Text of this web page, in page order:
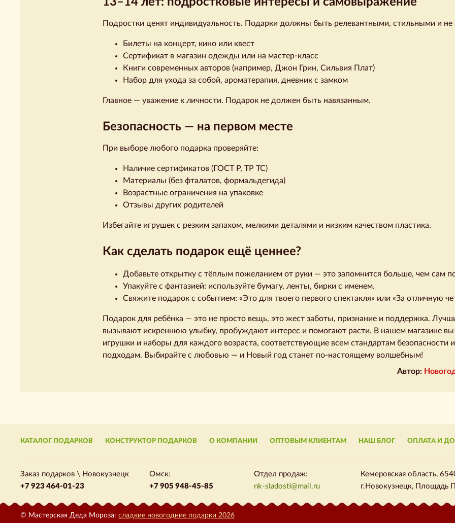
Подростки ценят индивидуальность. Подарки должны быть релевантными, стильными и не
Билеты на концерт, кино или квест
Сертификат в магазин одежды или на мастер-класс
Книги современных авторов (например, Джон Грин, Сильвия Плат)
Набор для ухода за собой, ароматерапия, дневник с замком
Главное — уважение к личности. Подарок не должен быть навязанным.
Безопасность — на первом месте
При выборе любого подарка проверяйте:
Наличие сертификатов (ГОСТ Р, ТР ТС)
Материалы (без фталатов, формальдегида)
Возрастные ограничения на упаковке
Отзывы других родителей
Избегайте игрушек с резким запахом, мелкими деталями и низким качеством пластика.
Как сделать подарок ещё ценнее?
Добавьте открытку с тёплым пожеланием от руки — это запомнится больше, чем сам
Упакуйте с фантазией: используйте бумагу, ленты, бирки с именем.
Свяжите подарок с событием: «Это для твоего первого спектакля» или «За отличную
Подарок для ребёнка — это не просто вещь, это жест заботы, признание и поддержка.
вызывают искреннюю улыбку, пробуждают интерес и помогают расти. В нашем магазине
игрушки и наборы для каждого возраста, соответствующие всем стандартам
подходам. Выбирайте с любовью — и Новый год станет по-настоящему волшебным!
Автор:
КАТАЛОГ ПОДАРКОВ КОНСТРУКТОР ПОДАРКОВ О КОМПАНИИ ОПТОВЫМ КЛИЕНТАМ НАШ БЛОГ ОПЛАТА И
Заказ подарков \ Новокузнецк
+7 923 464-01-23
Омск:
+7 905 948-45-85
Отдел продаж:
nk-sladosti@mail.ru
Кемеровская область,
г.Новокузнецк, Площадь
© Мастерская Деда Мороза: сладкие новогодние подарки 2026